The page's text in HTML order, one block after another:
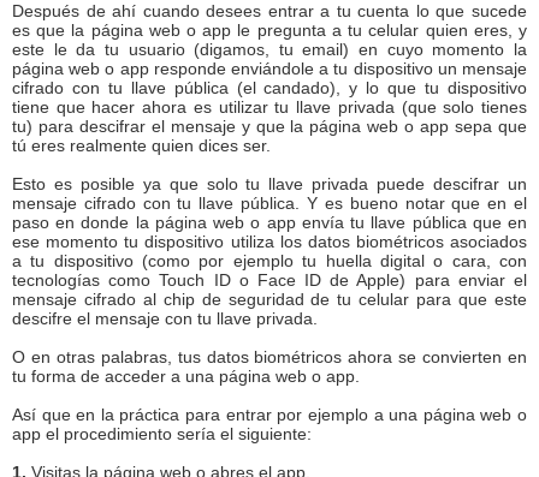
Después de ahí cuando desees entrar a tu cuenta lo que sucede
es que la página web o app le pregunta a tu celular quien eres, y
este le da tu usuario (digamos, tu email) en cuyo momento la
página web o app responde enviándole a tu dispositivo un mensaje
cifrado con tu llave pública (el candado), y lo que tu dispositivo
tiene que hacer ahora es utilizar tu llave privada (que solo tienes
tu) para descifrar el mensaje y que la página web o app sepa que
tú eres realmente quien dices ser.
Esto es posible ya que solo tu llave privada puede descifrar un
mensaje cifrado con tu llave pública. Y es bueno notar que en el
paso en donde la página web o app envía tu llave pública que en
ese momento tu dispositivo utiliza los datos biométricos asociados
a tu dispositivo (como por ejemplo tu huella digital o cara, con
tecnologías como Touch ID o Face ID de Apple) para enviar el
mensaje cifrado al chip de seguridad de tu celular para que este
descifre el mensaje con tu llave privada.
O en otras palabras, tus datos biométricos ahora se convierten en
tu forma de acceder a una página web o app.
Así que en la práctica para entrar por ejemplo a una página web o
app el procedimiento sería el siguiente:
1. Visitas la página web o abres el app.